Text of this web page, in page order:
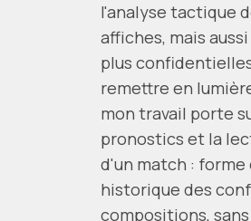
l'analyse tactique
affiches, mais
plus
remettre en
mon travail porte
pronostics et la
d'un match : forme
historique des
compositions,